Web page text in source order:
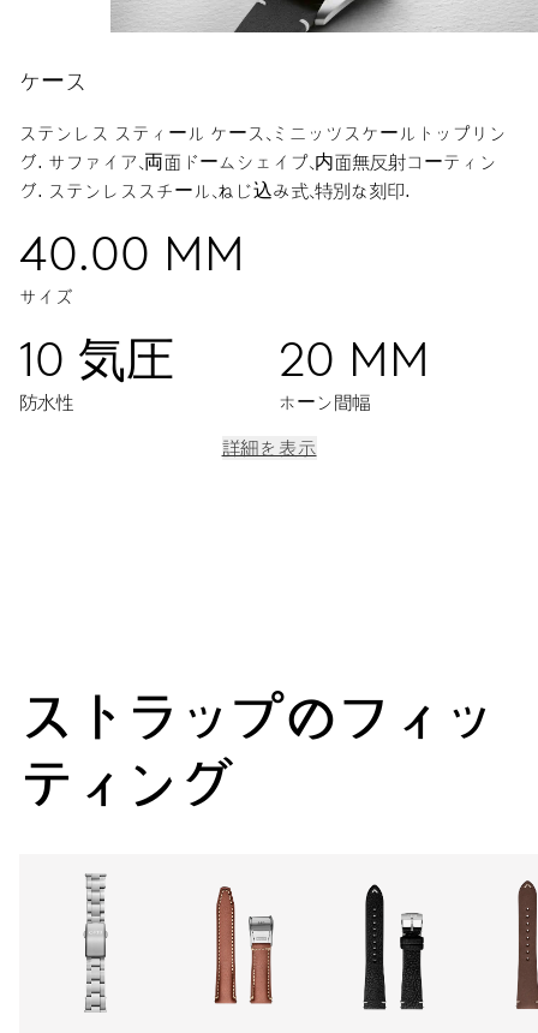
ケース
ステンレス スティール ケース、ミニッツスケールトップリン
グ. サファイア、両面ドームシェイプ、内面無反射コーティン
グ. ステンレススチール、ねじ込み式、特別な刻印.
40.00 MM
サイズ
10 気圧
防水性
20 MM
ホーン間幅
38時間
パワーリザーブ
キャリバー
直径25.60mm、11 1/2リーニュ
ワインディング
詳細を表示
ストラップのフィッ
ティング